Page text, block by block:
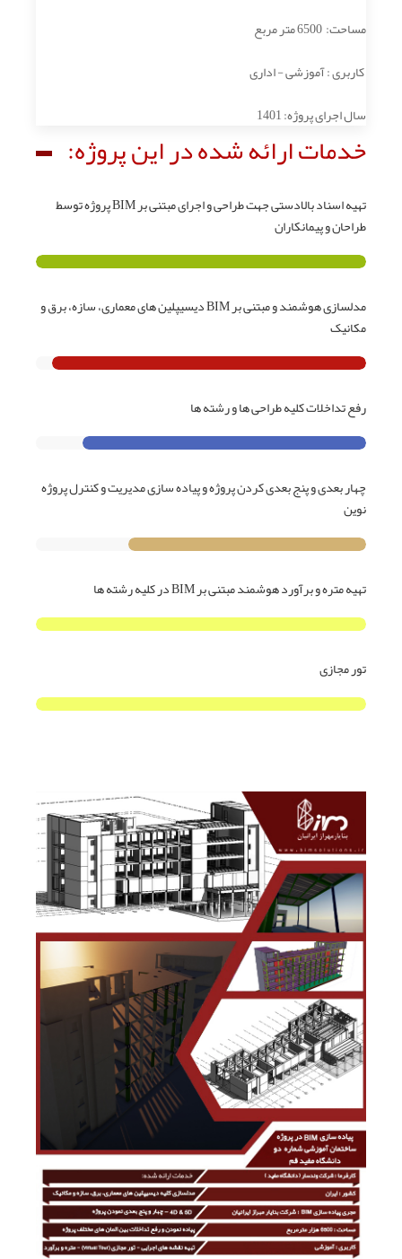
مساحت: 6500 متر مربع
کاربری : آموزشی - اداری
سال اجرای پروژه: 1401
خدمات ارائه شده در این پروژه:
تهیه اسناد بالادستی جهت طراحی و اجرای مبتنی بر BIM پروژه توسط
طراحان و پیمانکاران
مدلسازی هوشمند و مبتنی بر BIM دیسیپلین های معماری، سازه، برق و
مکانیک
رفع تداخلات کلیه طراحی ها و رشته ها
چهار بعدی و پنج بعدی کردن پروژه و پیاده سازی مدیریت و کنترل پروژه
نوین
تهیه متره و برآورد هوشمند مبتنی بر BIM در کلیه رشته ها
تور مجازی